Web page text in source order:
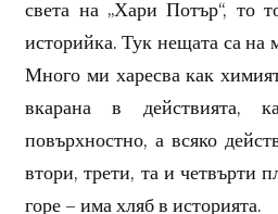
света на „Хари Потър“, то
историйка. Тук нещата са на
Много ми харесва как
вкарана в
повърхностно, а всяко
втори, трети, та и четвърти
горе – има хляб в историята.